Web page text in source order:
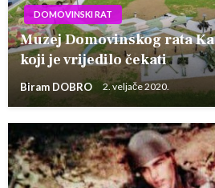
DOMOVINSKI RAT
Muzej Domovinskog rata
koji je vrijedilo čekati
Biram DOBRO 2. veljače 2020.